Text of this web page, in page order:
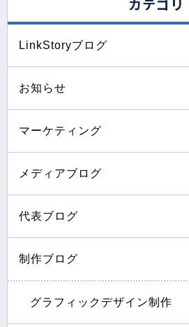
カテゴリ
LinkStoryブログ
お知らせ
マーケティング
メディアブログ
代表ブログ
制作ブログ
グラフィックデザイン制作